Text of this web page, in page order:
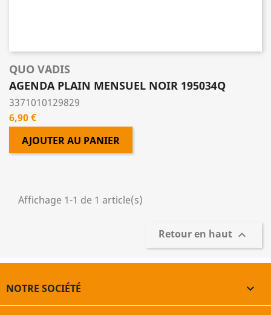
QUO VADIS
AGENDA PLAIN MENSUEL NOIR 195034Q
3371010129829
Prix
6,90 €
AJOUTER AU PANIER
Affichage 1-1 de 1 article(s)
Retour en haut 
NOTRE SOCIÉTÉ 